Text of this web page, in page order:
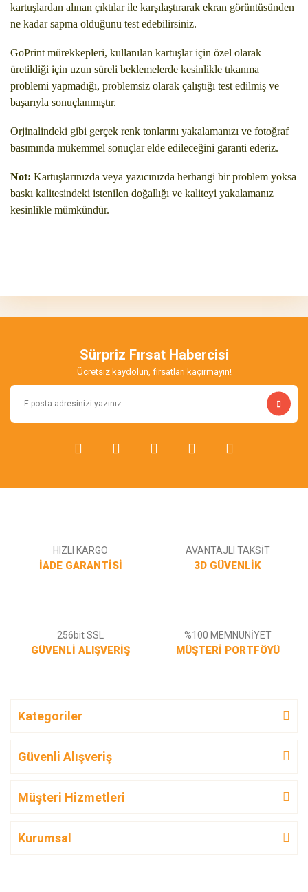
kartuşlardan alınan çıktılar ile karşılaştırarak ekran görüntüsünden
ne kadar sapma olduğunu test edebilirsiniz.
GoPrint mürekkepleri, kullanılan kartuşlar için özel olarak
üretildiği için uzun süreli beklemelerde kesinlikle tıkanma
problemi yapmadığı, problemsiz olarak çalıştığı test edilmiş ve
başarıyla sonuçlanmıştır.
Orjinalindeki gibi gerçek renk tonlarını yakalamanızı ve fotoğraf
basımında mükemmel sonuçlar elde edileceğini garanti ederiz.
Not: Kartuşlarınızda veya yazıcınızda herhangi bir problem yoksa
baskı kalitesindeki istenilen doğallığı ve kaliteyi yakalamanız
kesinlikle mümkündür.
Yorum Yaz
Ürün bilgilerinde hatalar bulunuyor.
Ürün fiyatı diğer sitelerden daha pahalı.
Bu ürüne benzer farklı alternatifler olmalı.
Sürpriz Fırsat Habercisi
Ücretsiz kaydolun, fırsatları kaçırmayın!
HIZLI KARGO
İADE GARANTİSİ
AVANTAJLI TAKSİT
3D GÜVENLİK
256bit SSL
GÜVENLİ ALIŞVERİŞ
%100 MEMNUNİYET
MÜŞTERİ PORTFÖYÜ
Kategoriler
Güvenli Alışveriş
Müşteri Hizmetleri
Kurumsal